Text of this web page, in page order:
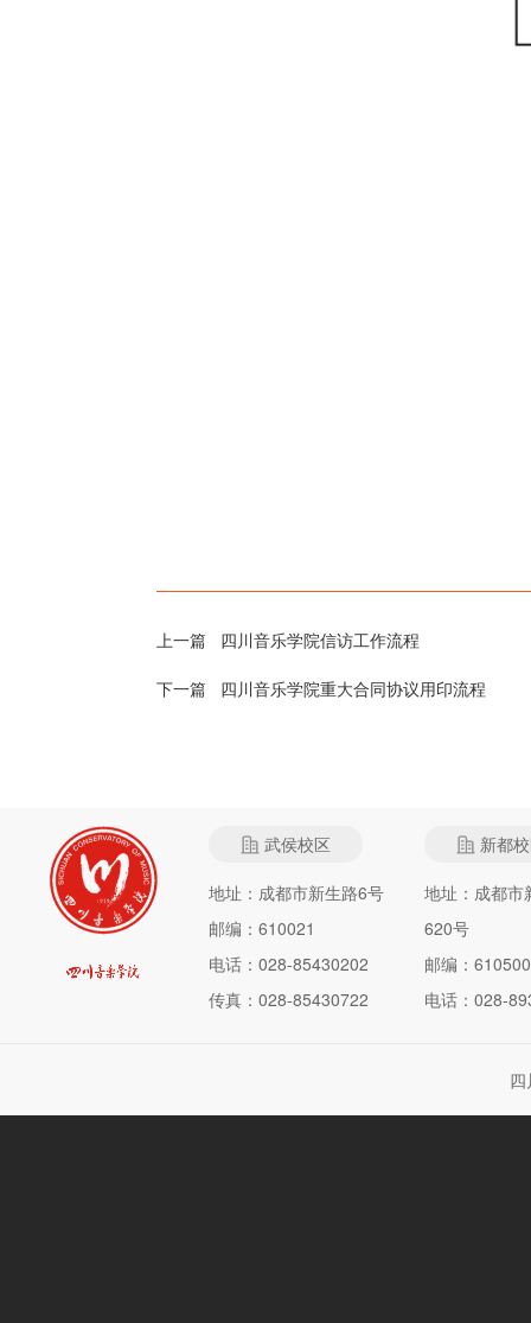
上一篇 四川音乐学院信访工作流程
下一篇 四川音乐学院重大合同协议用印流程
武侯校区
地址：成都市新生路6号
邮编：610021
电话：028-85430202
传真：028-85430722
新都
地址：成都市
620号
邮编：610500
电话：028-